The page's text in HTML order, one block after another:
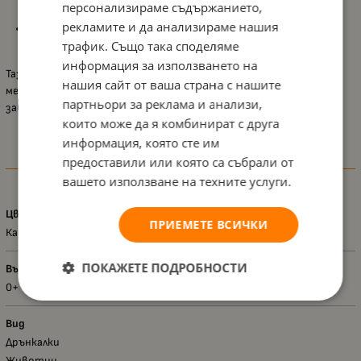
играчка;
Лесна за пренасяне , удобна за носене в чанта или закачане
към количка.
Тази дрънкалка е отличен избор за родители, които търсят
мека, безопасна и стимулираща играчка, която съчетава
забавление и развитие в едно.
Характеристики
Цвят
Кафяв
Възраст - диапазон
0+
Вид
Дрънкалки
персонализираме съдържанието,
рекламите и да анализираме нашия
трафик. Също така споделяме
информация за използването на
нашия сайт от ваша страна с нашите
партньори за реклама и анализи,
които може да я комбинират с друга
информация, която сте им
предоставили или която са събрали от
вашето използване на техните услуги.
ПРИЕМЕТЕ ВСИЧКИ
ПОКАЖЕТЕ ПОДРОБНОСТИ